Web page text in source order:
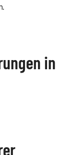
in